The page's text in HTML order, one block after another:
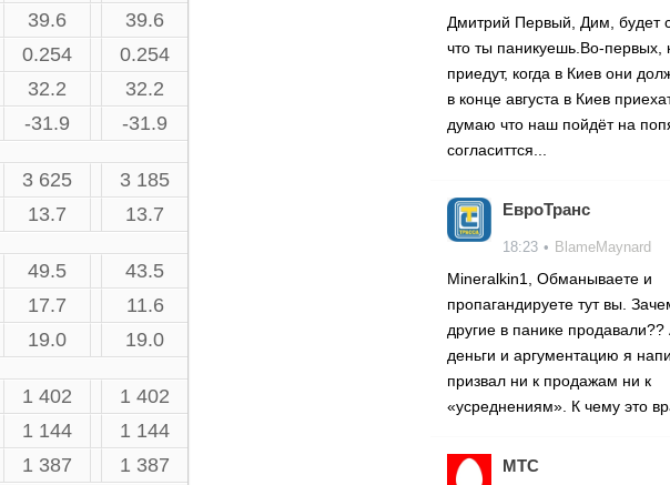
39.6
39.6
0.254
0.254
32.2
32.2
-31.9 -31.9
3 625
3 185
13.7 13.7
49.5
43.5
17.7
11.6
19.0 19.0
1 402
1 402
1 144
1 144
1 387 1 387
Дмитрий Первый, Дим, будет
что ты паникуешь.Во-первых,
приедут, когда в Киев они
в конце августа в Киев
думаю что наш пойдёт на
согласиттся...
ЕвроТранс
18:23 • BlameMaynard
Mineralkin1, Обманываете и
пропагандируете тут вы.
другие в панике
деньги и аргументацию я
призвал ни к продажам ни к
«усреднениям». К чему это
МТС